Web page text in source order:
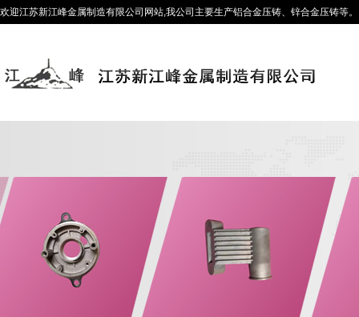
欢迎江苏新江峰金属制造有限公司网站,我公司主要生产铝合金压铸、锌合金压铸等